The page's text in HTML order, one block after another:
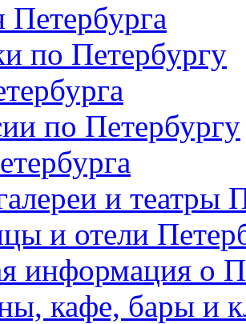
Петербурга
по Петербургу
по Петербургу
и театры
и отели
информация о
кафе, бары и